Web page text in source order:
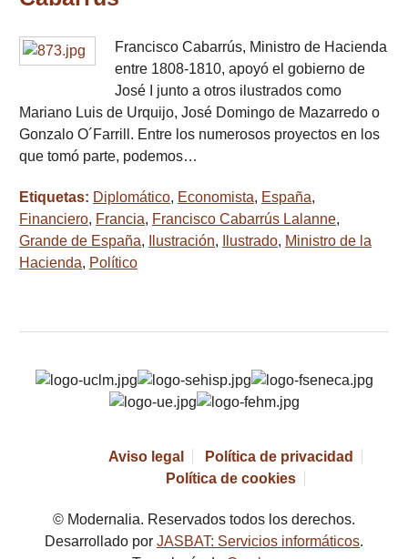
Francisco Cabarrús, Ministro de Hacienda
entre 1808-1810, apoyó el gobierno de
José I junto a otros ilustrados como
Mariano Luis de Urquijo, José Domingo de Mazarredo o
Gonzalo O´Farrill. Entre los numerosos proyectos en los
que tomó parte, podemos…
Etiquetas: Diplomático, Economista, España,
Financiero, Francia, Francisco Cabarrús Lalanne,
Grande de España, Ilustración, Ilustrado, Ministro de la
Hacienda, Político
Aviso legal
Política de privacidad
Política de cookies
© Modernalia. Reservados todos los derechos.
Desarrollado por JASBAT: Servicios informáticos.